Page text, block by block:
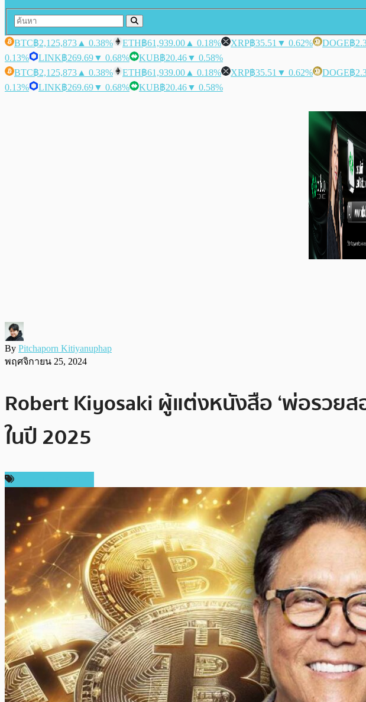
BTC฿2,125,873 ▲ 0.38% ETH฿61,939.00 ▲ 0.18% XRP฿35.51 ▼ 0.62% DOGE฿
0.13%
LINK฿269.69▼ 0.68% KUB฿20.46▼ 0.58%
BTC฿2,125,873 ▲ 0.38% ETH฿61,939.00 ▲ 0.18% XRP฿35.51 ▼ 0.62% DOGE฿
0.13%
LINK฿269.69▼ 0.68% KUB฿20.46▼ 0.58%
By Pitchaporn Kitiyanuphap
พฤศจิกายน 25, 2024
Robert Kiyosaki ผู้แต่งหนังสือ ‘พ่อรวย
ในปี 2025